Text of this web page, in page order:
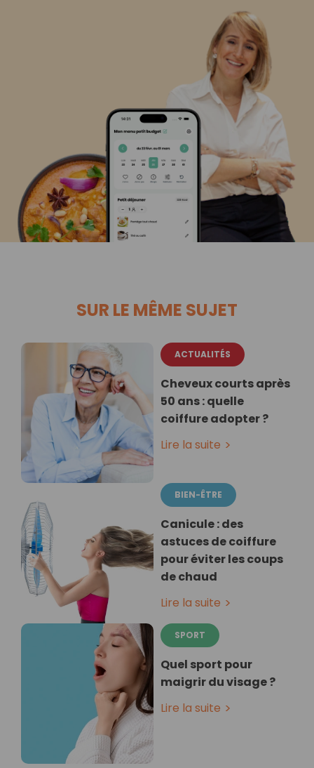
SUR LE MÊME SUJET
ACTUALITÉS
Cheveux courts après
50 ans : quelle
coiffure adopter ?
Lire la suite
BIEN-ÊTRE
Canicule : des
astuces de coiffure
pour éviter les coups
de chaud
Lire la suite
SPORT
Quel sport pour
maigrir du visage ?
Lire la suite